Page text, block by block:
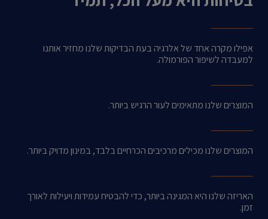
אפילו מקרה אחד של אלרגיה בעת הבדיקות שלנו מחזיר אותנו
למעבדה לשיפור הפורמולה.
המוצרים שלנו מתאימים לעור הרגיש ביותר.
המוצרים שלנו מכילים מרכיבים הכרחיים בלבד, במינון מדויק ביותר.
האריזה שלנו היא המגינה ביותר, כדי להבטיח עמידות ויעילות לאורך
זמן.